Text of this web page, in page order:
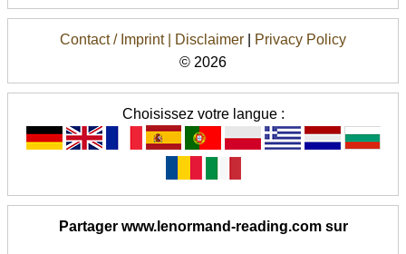
Contact / Imprint | Disclaimer
Privacy Policy
© 2026
Choisissez votre langue :
Partager www.lenormand-reading.com sur